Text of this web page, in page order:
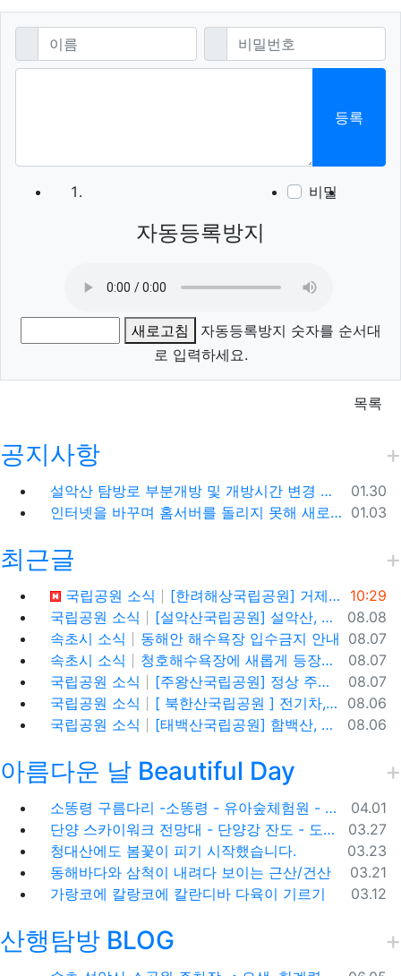
댓글쓰기
필수 비밀번호필수
등록
비밀
자동등록방지
새로고침
자동등록방지 숫자를 순서대
로 입력하세요.
목록
공지사항
등록일
01.30
설악산 탐방로 부분개방 및 개방시간 변경 안내(1.26.(금), 04:00 기준)
등록일
01.03
인터넷을 바꾸며 홈서버를 돌리지 못해 새로 시작합니다.
최근글
등록일
10:29
국립공원 소식
[한려해상국립공원] 거제도 신선대, 바람의 언덕(사유지), 우제봉 전망대, 거제도 여행코스
등록일
08.08
국립공원 소식
[설악산국립공원] 설악산, 싱그러운 대청봉과 내설악의 비경을 찾아서
등록일
08.07
속초시 소식
동해안 해수욕장 입수금지 안내
등록일
08.07
속초시 소식
청호해수욕장에 새롭게 등장한 아름다운 조형물! ✨
등록일
08.07
국립공원 소식
[주왕산국립공원] 정상 주봉 코스와 용추협곡 트래킹
등록일
08.06
국립공원 소식
[ 북한산국립공원 ] 전기차,수소차 등 무공해차량만 이용할 수 있는100% 친환경 야영장 - 북한산 사기막야영장
등록일
08.06
국립공원 소식 [태백산국립공원] 함백산, 운무가 가득한 싱그러운 풍경 속을 걷다
아름다운 날 Beautiful Day
등록일
04.01
소똥령 구름다리 -소똥령 - 유아숲체험원 - 장신유원지 / 캠핑장
등록일
03.27
단양 스카이워크 전망대 - 단양강 잔도 - 도담삼봉 / 석문 - 영월 청령포 입장료 주차료
등록일
03.23
청대산에도 봄꽃이 피기 시작했습니다.
등록일
03.21
동해바다와 삼척이 내려다 보이는 근산/건산
등록일
03.12
가랑코에 칼랑코에 칼란디바 다육이 기르기
산행탐방 BLOG